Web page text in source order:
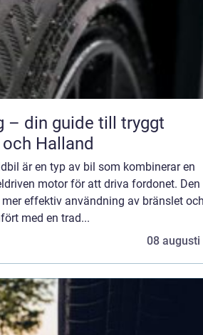
– din guide till tryggt
Halland
är en typ av bil som kombinerar en
motor för att driva fordonet. Den
effektiv användning av bränslet
med en trad...
08 augusti